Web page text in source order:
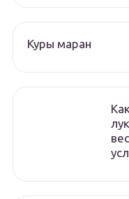
Куры маран